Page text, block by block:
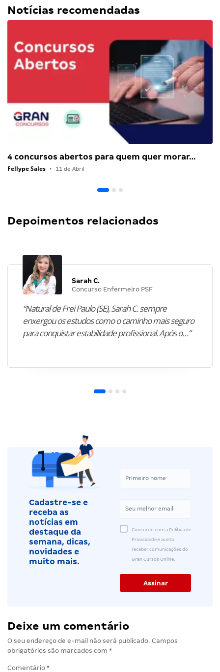
Notícias recomendadas
4 concursos abertos para quem quer morar…
Fellype Sales • 11 de Abril
Depoimentos relacionados
Sarah C.
Concurso Enfermeiro PSF
“Natural de Frei Paulo (SE), Sarah C. sempre
enxergou os estudos como o caminho mais seguro
para conquistar estabilidade profissional. Após o…”
Cadastre-se e
receba as
notícias em
destaque da
semana, dicas,
novidades e
muito mais.
Concordo com a Política de
Privacidade e aceito
receber comunicações do
Gran Cursos Online.
Deixe um comentário
O seu endereço de e-mail não será publicado. Campos
obrigatórios são marcados com *
Comentário *